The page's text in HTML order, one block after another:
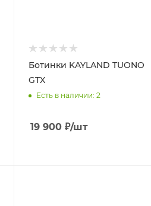
Ботинки KAYLAND TUONO
GTX
Есть в наличии: 2
19 900 ₽/шт